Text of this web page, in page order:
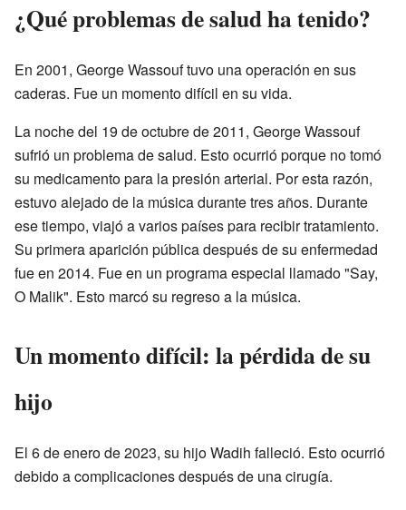
¿Qué problemas de salud ha tenido?
En 2001, George Wassouf tuvo una operación en sus
caderas. Fue un momento difícil en su vida.
La noche del 19 de octubre de 2011, George Wassouf
sufrió un problema de salud. Esto ocurrió porque no tomó
su medicamento para la presión arterial. Por esta razón,
estuvo alejado de la música durante tres años. Durante
ese tiempo, viajó a varios países para recibir tratamiento.
Su primera aparición pública después de su enfermedad
fue en 2014. Fue en un programa especial llamado "Say,
O Malik". Esto marcó su regreso a la música.
Un momento difícil: la pérdida de su
hijo
El 6 de enero de 2023, su hijo Wadih falleció. Esto ocurrió
debido a complicaciones después de una cirugía.